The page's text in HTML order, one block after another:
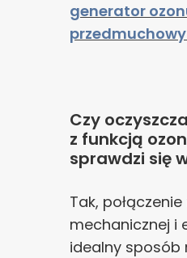
generator
Czy
z funkcją
sprawdzi się
Tak,
mechanicznej i
idealny sposób